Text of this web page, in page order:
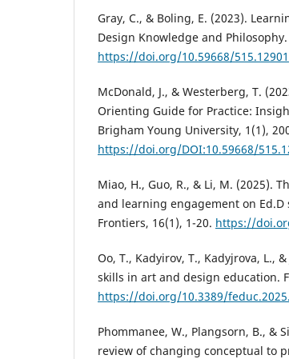
Gray, C., & Boling, E. (2023).
Design Knowledge and Philosophy.
https://doi.org/10.59668/515.12901
McDonald, J., & Westerberg, T.
Orienting Guide for Practice:
Brigham Young University, 1(1),
https://doi.org/DOI:10.59668/
Miao, H., Guo, R., & Li, M. (2025).
and learning engagement on Ed.D
Frontiers, 16(1), 1-20. https://
Oo, T., Kadyirov, T., Kadyjrova, L.,
skills in art and design education.
https://doi.org/10.3389/
Phommanee, W., Plangsorn, B., &
review of changing conceptual to